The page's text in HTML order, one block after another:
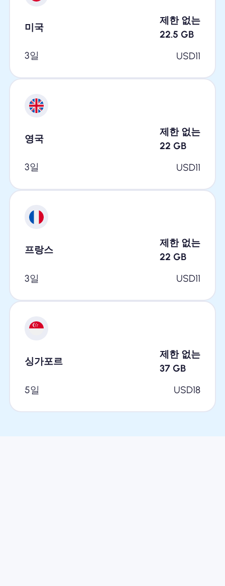
미국
제한 없는
22.5 GB
3일
USD11
영국
제한 없는
22 GB
3일
USD11
프랑스
제한 없는
22 GB
3일
USD11
싱가포르
제한 없는
37 GB
5일
USD18